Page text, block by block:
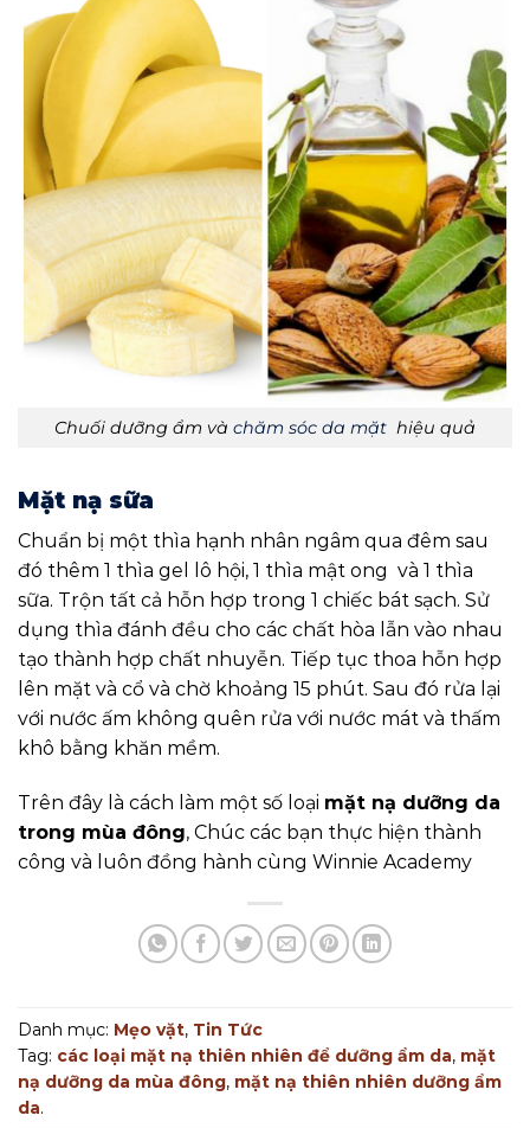
Chuối dưỡng ẩm và chăm sóc da mặt hiệu quả
Mặt nạ sữa
Chuẩn bị một thìa hạnh nhân ngâm qua đêm sau
đó thêm 1 thìa gel lô hội, 1 thìa mật ong và 1 thìa
sữa. Trộn tất cả hỗn hợp trong 1 chiếc bát sạch. Sử
dụng thìa đánh đều cho các chất hòa lẫn vào nhau
tạo thành hợp chất nhuyễn. Tiếp tục thoa hỗn hợp
lên mặt và cổ và chờ khoảng 15 phút. Sau đó rửa lại
với nước ấm không quên rửa với nước mát và thấm
khô bằng khăn mềm.
Trên đây là cách làm một số loại mặt nạ dưỡng da
trong mùa đông, Chúc các bạn thực hiện thành
công và luôn đồng hành cùng Winnie Academy
Danh mục: Mẹo vặt, Tin Tức
Tag: các loại mặt nạ thiên nhiên để dưỡng ẩm da, mặt
nạ dưỡng da mùa đông, mặt nạ thiên nhiên dưỡng ẩm
da.